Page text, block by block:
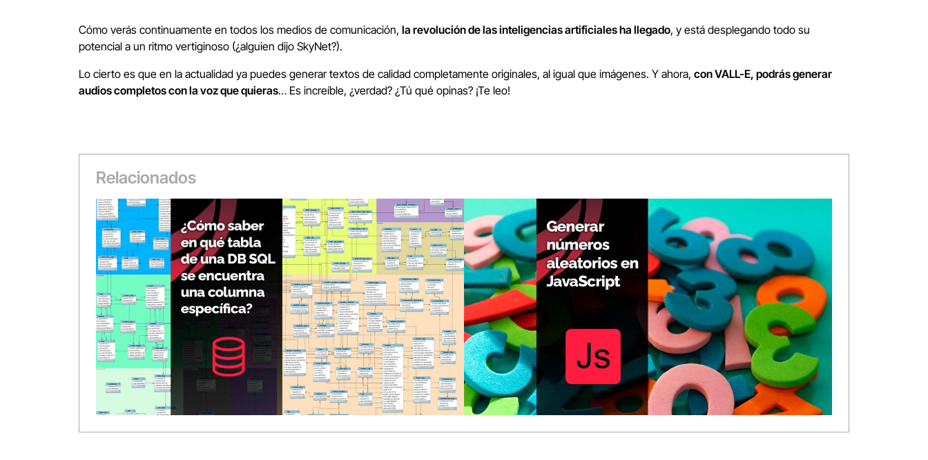
Cómo verás continuamente en todos los medios de comunicación, la revolución de las inteligencias artificiales ha llegado, y está desplegando todo su
potencial a un ritmo vertiginoso (¿alguien dijo SkyNet?).
Lo cierto es que en la actualidad ya puedes generar textos de calidad completamente originales, al igual que imágenes. Y ahora, con VALL-E, podrás generar
audios completos con la voz que quieras… Es increíble, ¿verdad? ¿Tú qué opinas? ¡Te leo!